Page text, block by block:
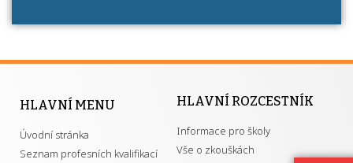
HLAVNÍ MENU
Úvodní stránka
Seznam profesních kvalifikací
HLAVNÍ ROZCESTNÍK
Informace pro školy
Vše o zkouškách